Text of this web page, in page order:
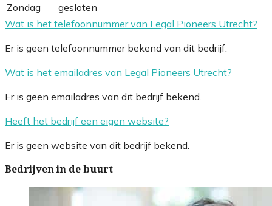
Zondag
gesloten
Wat is het telefoonnummer van Legal Pioneers Utrecht?
Er is geen telefoonnummer bekend van dit bedrijf.
Wat is het emailadres van Legal Pioneers Utrecht?
Er is geen emailadres van dit bedrijf bekend.
Heeft het bedrijf een eigen website?
Er is geen website van dit bedrijf bekend.
Bedrijven in de buurt